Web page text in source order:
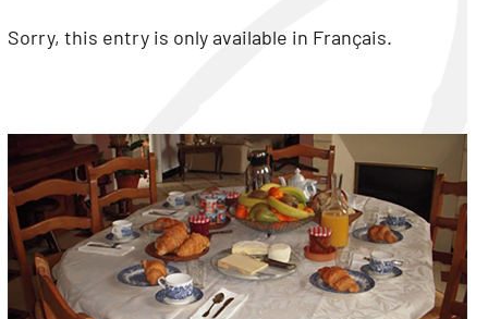
Sorry, this entry is only available in Français.